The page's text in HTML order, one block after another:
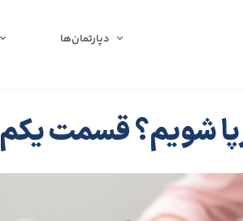
دپارتمان‌ها
شویم؟ قسمت یکم